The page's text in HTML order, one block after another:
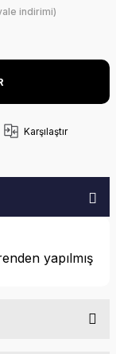
indirimi)
Karşılaştır
yapılmış